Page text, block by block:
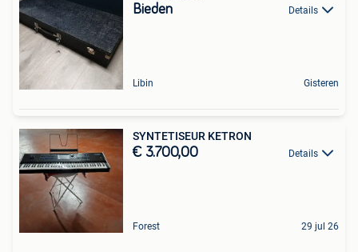
Bieden Details
Libin Gisteren
SYNTETISEUR KETRON
€ 3.700,00 Details
Forest 29 jul 26